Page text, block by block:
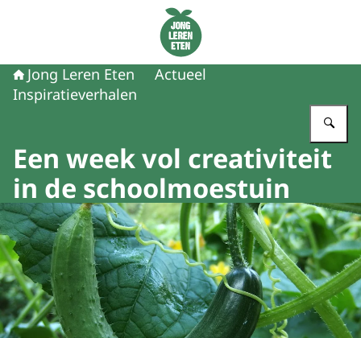
Naar de homepage van Jong Leren Eten
Jong Leren Eten
Actueel
Inspiratieverhalen
Een week vol creativiteit
in de schoolmoestuin